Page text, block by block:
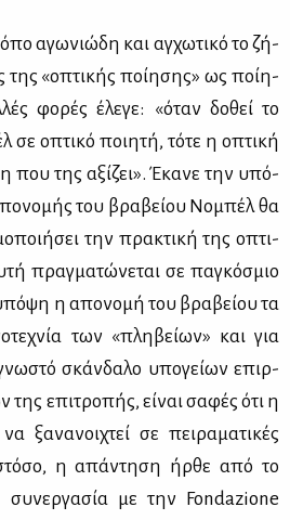
αγω­νιώ­δη και αγ­χω­τι­κό το ζή­
της «οπτι­κής ποί­η­σης» ως ποί­η­
φο­ρές έλε­γε: «όταν δο­θεί το
οπτι­κό ποι­η­τή, τό­τε η οπτι­κή
που της αξί­ζει». Έκα­νε την υπό­
του βρα­βεί­ου Νο­μπέλ θα
την πρα­κτι­κή της οπτι­
πραγ­μα­τώ­νε­ται σε πα­γκό­σμιο
η απο­νο­μή του βρα­βεί­ου τα
των «πλη­βεί­ων» και για
σκάν­δα­λο υπο­γεί­ων επιρ­
επι­τρο­πής, εί­ναι σα­φές ότι η
ξα­να­νοι­χτεί σε πει­ρα­μα­τι­κές
η απά­ντη­ση ήρ­θε από το
με την Fondazione